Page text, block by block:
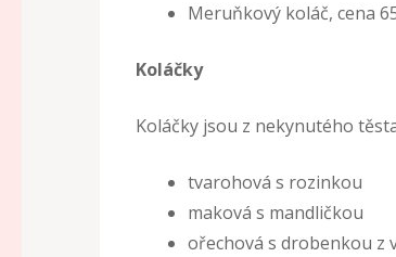
Meruňkový koláč, cena
Koláčky
Koláčky jsou z nekynutého
tvarohová s rozinkou
maková s mandličkou
ořechová s drobenkou z